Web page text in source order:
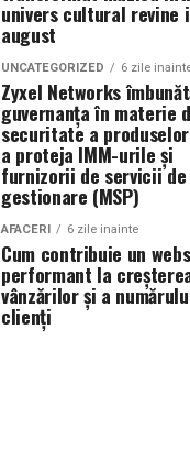
univers cultural revine
august
UNCATEGORIZED 6 zile
Zyxel Networks
guvernanța în materie
securitate a
a proteja IMM-urile și
furnizorii de servicii de
gestionare (MSP)
AFACERI 6 zile inainte
Cum contribuie un
performant la
vânzărilor și a
clienți